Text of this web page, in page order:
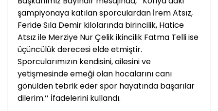
şampiyonaya katılan sporculardan İrem Atsız,
Feride Sıla Demir kilolarında birincilik, Hatice
Atsız ile Merziye Nur Çelik ikincilik Fatma Telli ise
üçüncülük derecesi elde etmiştir.
Sporcularımızın kendisini, ailesini ve
yetişmesinde emeği olan hocalarını canı
gönülden tebrik eder spor hayatında başarılar
dilerim.’’ İfadelerini kullandı.